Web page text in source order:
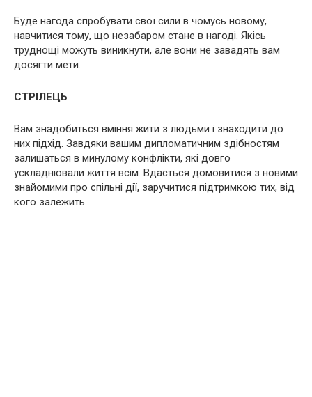
Буде нагода спробувати свої сили в чомусь новому,
навчитися тому, що незабаром стане в нагоді. Якісь
труднощі можуть виникнути, але вони не завадять вам
досягти мети.
СТРІЛЕЦЬ
Вам знадобиться вміння жити з людьми і знаходити до
них підхід. Завдяки вашим дипломатичним здібностям
залишаться в минулому конфлікти, які довго
ускладнювали життя всім. Вдасться домовитися з новими
знайомими про спільні дії, заручитися підтримкою тих, від
кого залежить.